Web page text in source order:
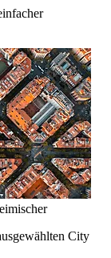
City